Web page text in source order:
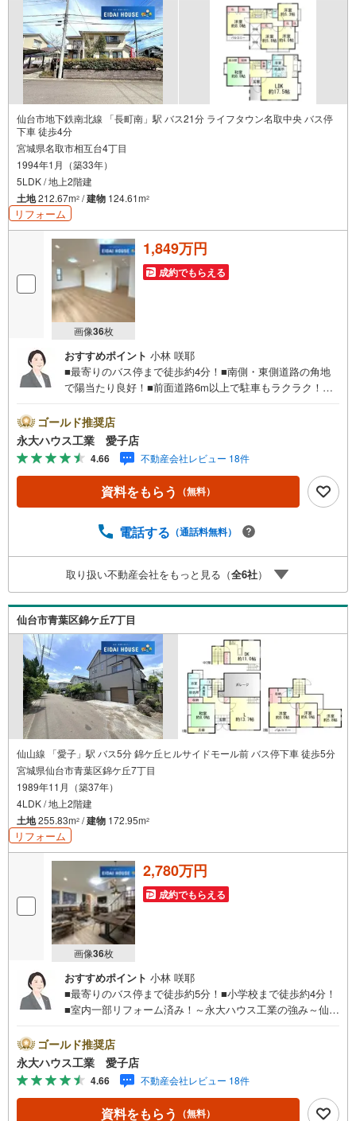
仙台市地下鉄南北線 「長町南」駅 バス21分 ライフタウン名取中央 バス停
下車 徒歩4分
宮城県名取市相互台4丁目
1994年1月（築33年）
5LDK / 地上2階建
土地212.67m2 /建物 124.61m2
リフォーム
画像36枚
1,849万円
成約でもらえる
おすすめポイント 小林 咲耶
■最寄りのバス停まで徒歩約4分！■南側・東側道路の角地
で陽当たり良好！■前面道路6m以上で駐車もラクラク！～
舗で展開中！こちらでは当社の強みを大きく2つに分けてご
紹介！1.＜豊富な不動産知識＞戸建・マンション・土地...
と種別を問わず不動産を取り扱っております。更に教育施
設や商業施設、子育て環境や行政などの地域情報を総合
し、お客様により良い物件選びをして頂けるよう、しっか
りとサポートさせて頂きます。2.＜経験豊富なスタッフ＞
ど住宅に関する様々なご質問はもちろん、ご購入時に気に
て頂きます。各店舗ではキッズスペースも完備！お子様連
れのご家族様で是非お越しください。営業時間:10:00～18:
00（定休日火・水曜日※店舗により変動あり）現地のご案
内も可能ですので、どうぞお気軽にお問い合わせくださ
い！
ゴールド推奨店
永大ハウス工業 愛子店
4.66 不動産会社レビュー 18件
資料をもらう （無料）
電話する （通話料無料）
取り扱い不動産会社をもっと見る（全6社）
仙台市青葉区錦ケ丘7丁目
仙山線 「愛子」駅 バス5分 錦ケ丘ヒルサイドモール前 バス停下車 徒歩5分
宮城県仙台市青葉区錦ケ丘7丁目
1989年11月（築37年）
4LDK / 地上2階建
土地255.83m2 /建物 172.95m2
リフォーム
画像36枚
2,780万円
成約でもらえる
おすすめポイント 小林 咲耶
■最寄りのバス停まで徒歩約5分！■小学校まで徒歩約4分！
■室内一部リフォーム済み！～永大ハウス工業の強み～仙台
の強みを大きく2つに分けてご紹介！1.＜豊富な不動産知識
＞戸建・マンション・土地...と種別を問わず不動産を取り
扱っております。更に教育施設や商業施設、子育て環境や
行政などの地域情報を総合し、お客様により良い物件選び
をして頂けるよう、しっかりとサポートさせて頂きます。
ゴールド推奨店
永大ハウス工業 愛子店
4.66 不動産会社レビュー 18件
資料をもらう （無料）